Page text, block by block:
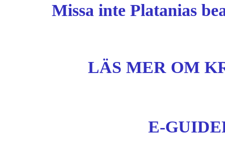
Missa inte Platanias
LÄS MER OM
E-